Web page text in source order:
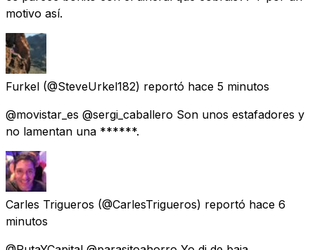
motivo así.
Furkel (@SteveUrkel182) reportó hace 5 minutos
@movistar_es @sergi_caballero Son unos estafadores y
no lamentan una ******.
Carles Trigueros (@CarlesTrigueros) reportó hace 6
minutos